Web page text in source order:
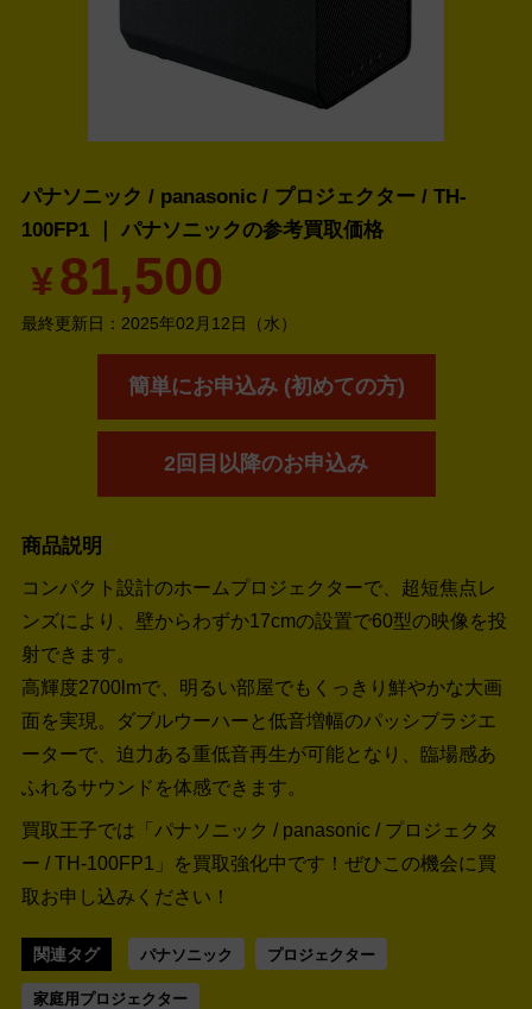
パナソニック / panasonic / プロジェクター / TH-
100FP1 ｜ パナソニックの参考買取価格
¥81,500
最終更新日： 2025年02月12日（水）
簡単にお申込み (初めての方)
2回目以降のお申込み
商品説明
コンパクト設計のホームプロジェクターで、超短焦点レ
ンズにより、壁からわずか17cmの設置で60型の映像を投
射できます。
高輝度2700lmで、明るい部屋でもくっきり鮮やかな大画
面を実現。ダブルウーハーと低音増幅のパッシブラジエ
ーターで、迫力ある重低音再生が可能となり、臨場感あ
ふれるサウンドを体感できます。
買取王子では「パナソニック / panasonic / プロジェクタ
ー / TH-100FP1」を買取強化中です！ ぜひこの機会に買
取お申し込みください！
関連タグ パナソニック プロジェクター
家庭用プロジェクター